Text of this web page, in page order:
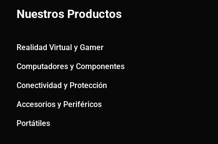
Nuestros Productos
Realidad Virtual y Gamer
Computadores y Componentes
Conectividad y Protección
Accesorios y Periféricos
Portátiles